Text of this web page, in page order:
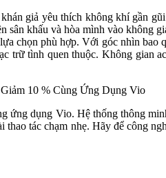
giả yêu thích không khí gần
sân khấu và hòa mình vào không
chọn phù hợp. Với góc nhìn bao
trữ tình quen thuộc. Không gian
10 % Cùng Ứng Dụng Vio
ứng dụng Vio. Hệ thống thông
tác chạm nhẹ. Hãy để công